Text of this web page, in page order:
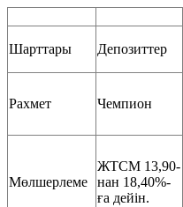
Шарттары Депозиттер
Рахмет Чемпион
Мөлшерлеме
ЖТСМ 13,90-
нан 18,40%-
ға дейін.